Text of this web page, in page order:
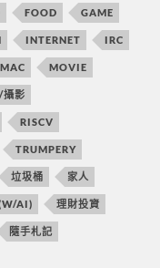
FOOD GAME
INTERNET IRC
MAC MOVIE
影
RISCV
TRUMPERY
垃圾桶 家人
AI) 理財投資
隨手札記